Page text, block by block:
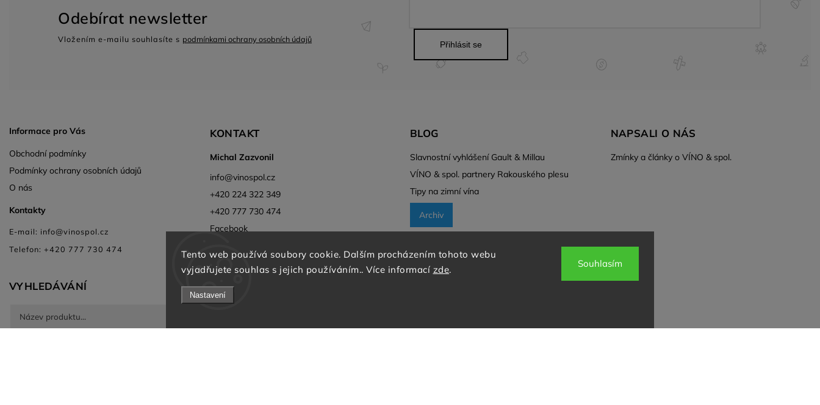
Tento web používá soubory cookie. Dalším procházením tohoto webu
vyjadřujete souhlas s jejich používáním.. Více informací zde.
Nastavení
Souhlasím
Odebírat newsletter
Vložením e-mailu souhlasíte s podmínkami ochrany osobních údajů
Přihlásit se
Informace pro Vás
Obchodní podmínky
Podmínky ochrany osobních údajů
O nás
Kontakty
E-mail: info@vinospol.cz
Telefon: +420 777 730 474
KONTAKT
Michal Zazvonil
info@vinospol.cz
+420 224 322 349
+420 777 730 474
Facebook
BLOG
Slavnostní vyhlášení Gault & Millau
VÍNO & spol. partnery Rakouského plesu
Tipy na zimní vína
Archiv
NAPSALI O NÁS
Zmínky a články o VÍNO & spol.
VYHLEDÁVÁNÍ